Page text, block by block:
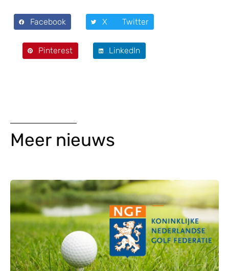
Facebook X Twitter
Pinterest LinkedIn
Meer nieuws